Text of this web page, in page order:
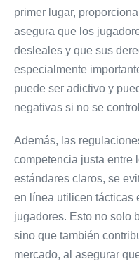
primer lugar,
asegura que los
desleales y que sus
especialmente
puede ser adictivo y
negativas si no se
Además, las
competencia justa entre
estándares claros, se
en línea utilicen tácticas
jugadores. Esto no solo
sino que también
mercado, al asegurar